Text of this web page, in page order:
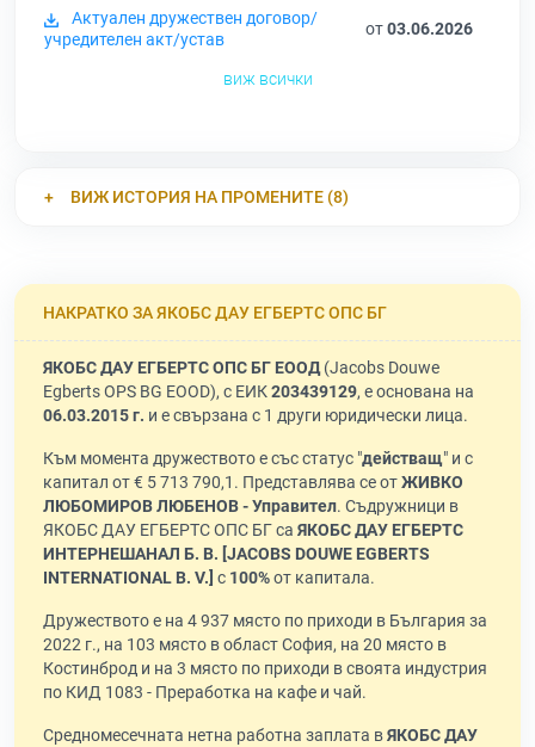
Актуален дружествен договор/
учредителен акт/устав
от03.06.2026
виж всички
ВИЖ ИСТОРИЯ НА ПРОМЕНИТЕ (8)
НАКРАТКО ЗА ЯКОБС ДАУ ЕГБЕРТС ОПС БГ
ЯКОБС ДАУ ЕГБЕРТС ОПС БГ ЕООД(Jacobs Douwe
Egberts OPS BG EOOD), с ЕИК203439129, е основана на
06.03.2015 г. и е свързана с 1 други юридически лица.
Към момента дружеството е със статус "действащ" и с
капитал от € 5 713 790,1. Представлява се отЖИВКО
ЛЮБОМИРОВ ЛЮБЕНОВ - Управител. Съдружници в
ЯКОБС ДАУ ЕГБЕРТС ОПС БГ са ЯКОБС ДАУ ЕГБЕРТС
ИНТЕРНЕШАНАЛ Б. В. [JАСОВS DОUWЕ ЕGВЕRТS
INTERNATIONAL В. V.] с 100%от капитала.
Дружеството е на 4 937 място по приходи в България за
2022 г., на 103 място в област София, на 20 място в
Костинброд и на 3 място по приходи в своята индустрия
по КИД 1083 - Преработка на кафе и чай.
Средномесечната нетна работна заплата вЯКОБС ДАУ